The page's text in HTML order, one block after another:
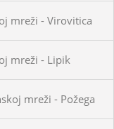
mreži - Virovitica
mreži - Lipik
mreži - Požega